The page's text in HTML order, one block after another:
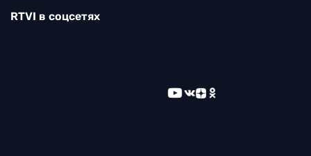
RTVI в соцсетях